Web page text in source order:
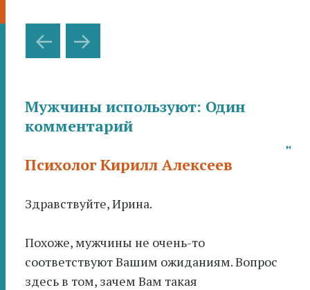
Навигация
по
записям
Мужчины используют: Один
комментарий
Психолог Кирилл Алексеев
Здравствуйте, Ирина.
Похоже, мужчины не очень-то
соответствуют Вашим ожиданиям. Вопрос
здесь в том, зачем Вам такая